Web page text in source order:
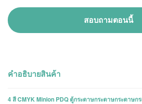
สอบถามตอนนี้
คําอธิบายสินค้า
4 สี CMYK Minion PDQ ตู้กระดาษกระดาษกระดาษก